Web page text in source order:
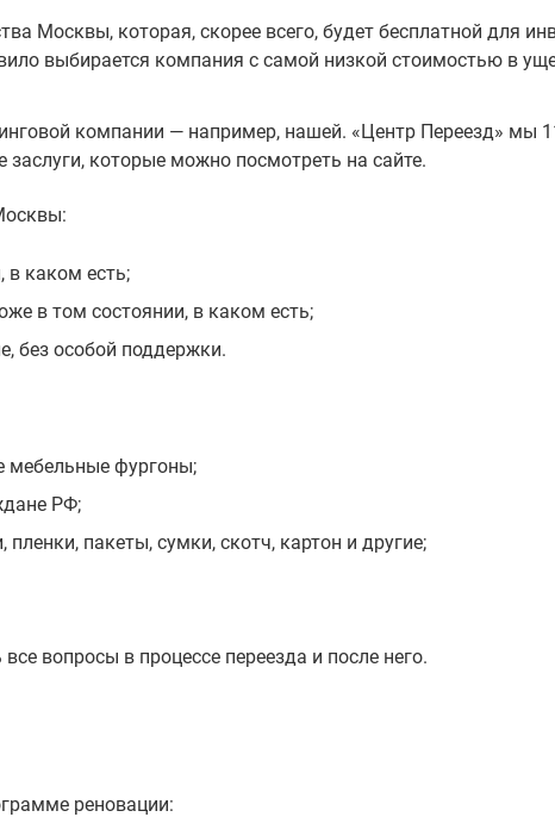
Москвы, которая, скорее всего, будет бесплатной для
выбирается компания с самой низкой стоимостью в
компании — например, нашей. «Центр Переезд» мы
которые можно посмотреть на сайте.
в каком есть;
в том состоянии, в каком есть;
без особой поддержки.
мебельные фургоны;
РФ;
пакеты, сумки, скотч, картон и другие;
вопросы в процессе переезда и после него.
реновации: